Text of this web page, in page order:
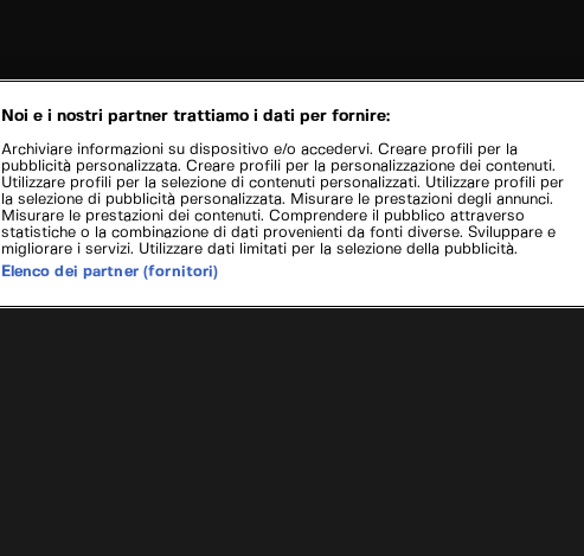
Noi e i nostri partner trattiamo i dati per fornire:
Archiviare informazioni su dispositivo e/o accedervi. Creare profili per la
pubblicità personalizzata. Creare profili per la personalizzazione dei contenuti.
Utilizzare profili per la selezione di contenuti personalizzati. Utilizzare profili per
la selezione di pubblicità personalizzata. Misurare le prestazioni degli annunci.
Misurare le prestazioni dei contenuti. Comprendere il pubblico attraverso
statistiche o la combinazione di dati provenienti da fonti diverse. Sviluppare e
migliorare i servizi. Utilizzare dati limitati per la selezione della pubblicità.
Elenco dei partner (fornitori)